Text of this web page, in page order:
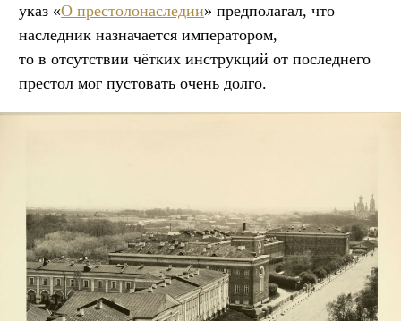
указ «О престолонаследии» предполагал, что
наследник назначается императором,
то в отсутствии чётких инструкций от последнего
престол мог пустовать очень долго.